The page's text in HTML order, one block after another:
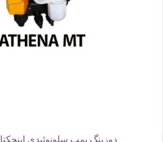
دوزینگ پمپ سلونوئیدی اینجکتا ATHENA MT